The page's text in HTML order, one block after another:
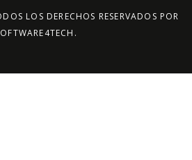
LOS DERECHOS RESERVADOS POR